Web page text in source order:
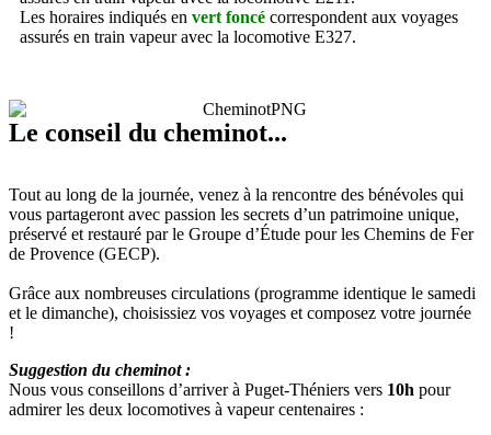
Les horaires indiqués en vert foncé correspondent aux voyages
assurés en train vapeur avec la locomotive E327.
Le conseil du cheminot...
Tout au long de la journée, venez à la rencontre des bénévoles qui
vous partageront avec passion les secrets d’un patrimoine unique,
préservé et restauré par le Groupe d’Étude pour les Chemins de Fer
de Provence (GECP).
Grâce aux nombreuses circulations (programme identique le samedi
et le dimanche), choisissiez vos voyages et composez votre journée
!
Suggestion du cheminot :
Nous vous conseillons d’arriver à Puget-Théniers vers 10h pour
admirer les deux locomotives à vapeur centenaires :